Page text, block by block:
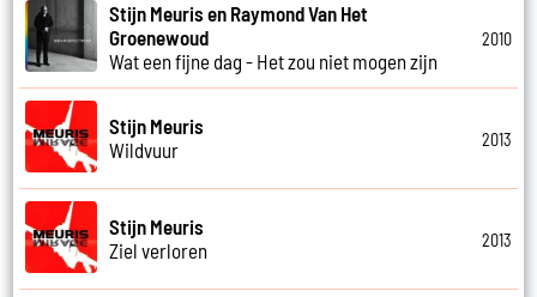
Stijn Meuris en Raymond Van Het
Groenewoud
Wat een fijne dag - Het zou niet mogen zijn
2010
Stijn Meuris
Wildvuur
2013
Stijn Meuris
Ziel verloren
2013